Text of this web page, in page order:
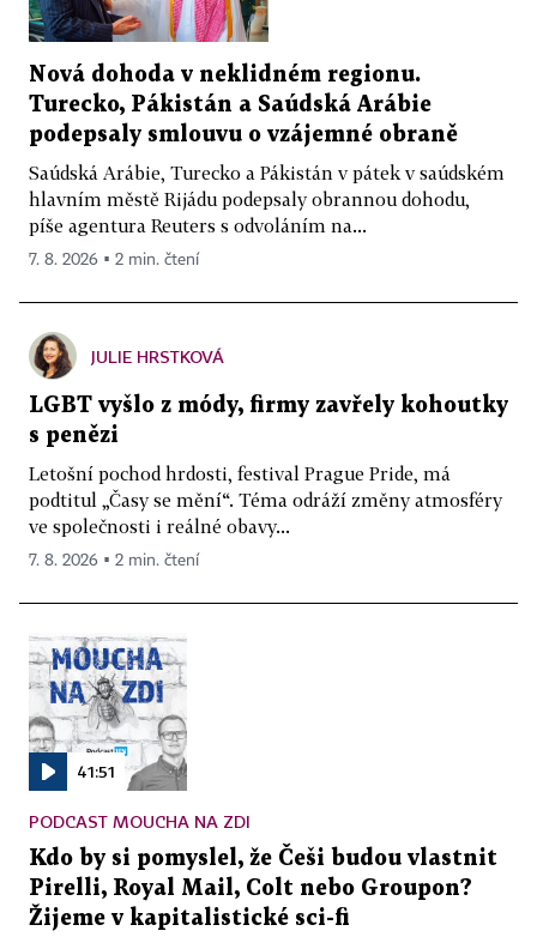
Nová dohoda v neklidném regionu.
Turecko, Pákistán a Saúdská Arábie
podepsaly smlouvu o vzájemné obraně
Saúdská Arábie, Turecko a Pákistán v pátek v saúdském
hlavním městě Rijádu podepsaly obrannou dohodu,
píše agentura Reuters s odvoláním na...
7. 8. 2026 ▪ 2 min. čtení
JULIE HRSTKOVÁ
LGBT vyšlo z módy, firmy zavřely kohoutky
s penězi
Letošní pochod hrdosti, festival Prague Pride, má
podtitul „Časy se mění“. Téma odráží změny atmosféry
ve společnosti i reálné obavy...
7. 8. 2026 ▪ 2 min. čtení
41:51
PODCAST MOUCHA NA ZDI
Kdo by si pomyslel, že Češi budou vlastnit
Pirelli, Royal Mail, Colt nebo Groupon?
Žijeme v kapitalistické sci-fi